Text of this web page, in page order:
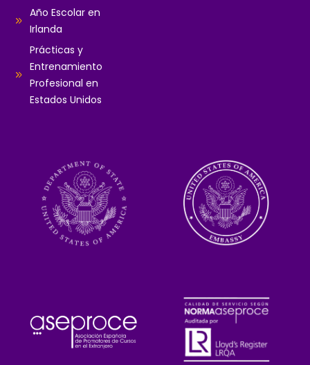
Año Escolar en
Irlanda
Prácticas y
Entrenamiento
Profesional en
Estados Unidos